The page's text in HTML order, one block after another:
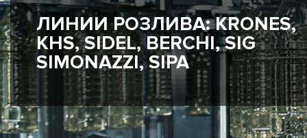
ЛИНИИ РОЗЛИВА: KRONES,
KHS, SIDEL, BERCHI, SIG
SIMONAZZI, SIPA